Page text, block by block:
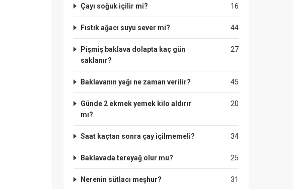
16
Çayı soğuk içilir mi?
44
Fıstık ağacı suyu sever mi?
27
Pişmiş baklava dolapta kaç gün
saklanır?
45
Baklavanın yağı ne zaman verilir?
20
Günde 2 ekmek yemek kilo aldırır
mı?
34
Saat kaçtan sonra çay içilmemeli?
25
Baklavada tereyağ olur mu?
31
Nerenin sütlacı meşhur?